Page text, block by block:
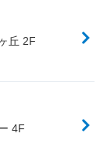
丘 2F
4F